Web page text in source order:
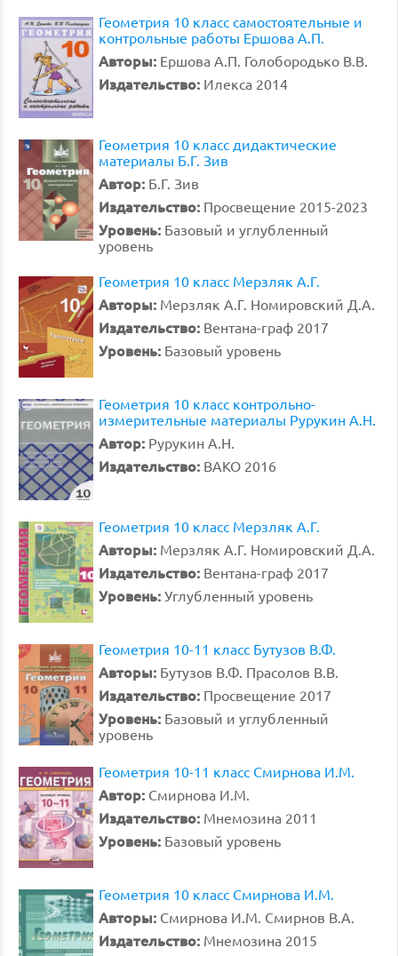
Геометрия 10 класс самостоятельные и
контрольные работы Ершова А.П.
Авторы: Ершова А.П. Голобородько В.В.
Издательство: Илекса 2014
Геометрия 10 класс дидактические
материалы Б.Г. Зив
Автор: Б.Г. Зив
Издательство: Просвещение 2015-2023
Уровень: Базовый и углубленный
уровень
Геометрия 10 класс Мерзляк А.Г.
Авторы: Мерзляк А.Г. Номировский Д.А.
Издательство: Вентана-граф 2017
Уровень: Базовый уровень
Геометрия 10 класс контрольно-
измерительные материалы Рурукин А.Н.
Автор: Рурукин А.Н.
Издательство: ВАКО 2016
Геометрия 10 класс Мерзляк А.Г.
Авторы: Мерзляк А.Г. Номировский Д.А.
Издательство: Вентана-граф 2017
Уровень: Углубленный уровень
Геометрия 10-11 класс Бутузов В.Ф.
Авторы: Бутузов В.Ф. Прасолов В.В.
Издательство: Просвещение 2017
Уровень: Базовый и углубленный
уровень
Геометрия 10-11 класс Смирнова И.М.
Автор: Смирнова И.М.
Издательство: Мнемозина 2011
Уровень: Базовый уровень
Геометрия 10 класс Смирнова И.М.
Авторы: Смирнова И.М. Смирнов В.А.
Издательство: Мнемозина 2015